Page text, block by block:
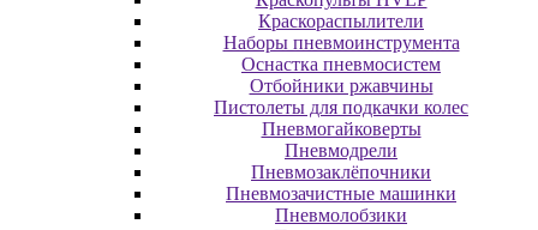
Краскораспылители
Наборы пневмоинструмента
Оснастка пневмосистем
Отбойники ржавчины
Пистолеты для подкачки колес
Пневмогайковерты
Пневмодрели
Пневмозаклёпочники
Пневмозачистные машинки
Пневмолобзики